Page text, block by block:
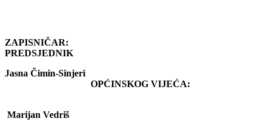
ZAPISNIČAR:
Jasna Čimin-Sinjeri
OPĆINSKOG VIJEĆA:
Marijan Vedriš